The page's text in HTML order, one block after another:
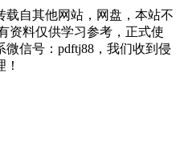
自其他网站，网盘，本站不
资料仅供学习参考，正式使
信号：pdftj88，我们收到侵